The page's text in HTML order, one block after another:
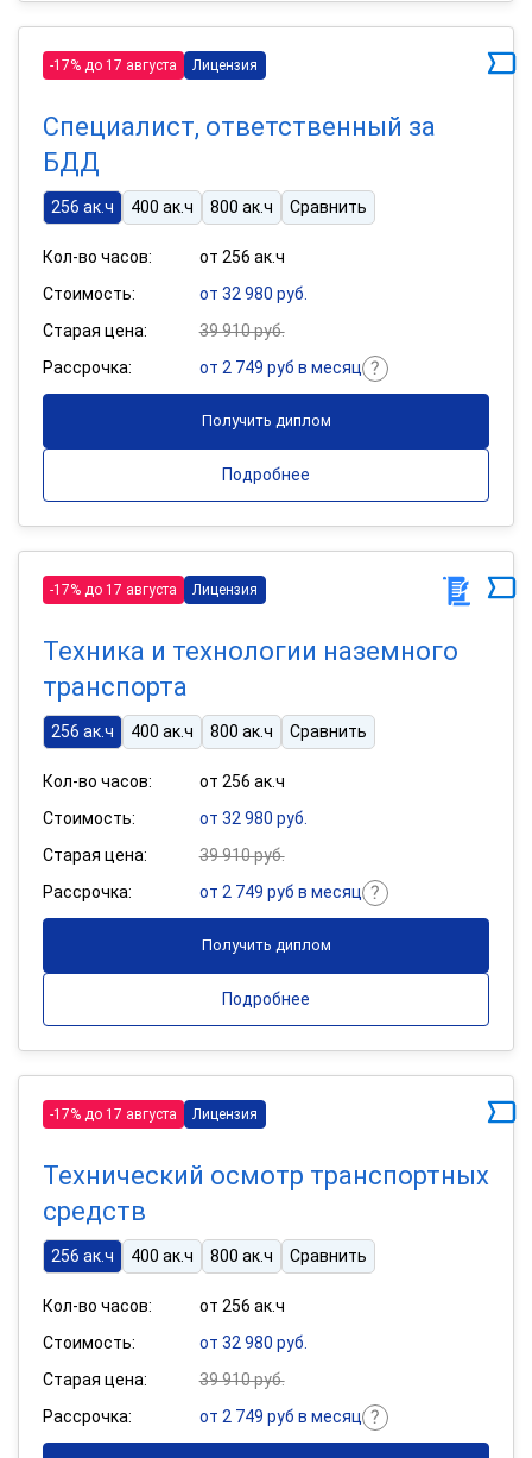
-17% до 17 августа Лицензия
Специалист, ответственный за
БДД
256 ак.ч 400 ак.ч 800 ак.ч Сравнить
Кол-во часов:
от 256 ак.ч
Стоимость:
от 32 980 руб.
Старая цена:
39 910 руб.
Рассрочка:
от 2 749 руб в месяц
Получить диплом
Подробнее
-17% до 17 августа Лицензия
Техника и технологии наземного
транспорта
256 ак.ч 400 ак.ч 800 ак.ч Сравнить
Кол-во часов:
от 256 ак.ч
Стоимость:
от 32 980 руб.
Старая цена:
39 910 руб.
Рассрочка:
от 2 749 руб в месяц
Получить диплом
Подробнее
-17% до 17 августа Лицензия
Технический осмотр транспортных
средств
256 ак.ч 400 ак.ч 800 ак.ч Сравнить
Кол-во часов:
от 256 ак.ч
Стоимость:
от 32 980 руб.
Старая цена:
39 910 руб.
Рассрочка:
от 2 749 руб в месяц